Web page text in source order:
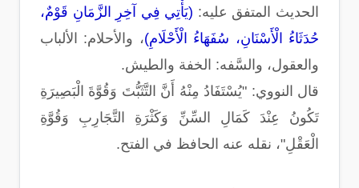
الحديث المتفق عليه: (يَأْتِي فِي آخِرِ الزَّمَانِ قَوْمٌ،
حُدَثَاءُ الْأَسْنَانِ، سُفَهَاءُ الْأَحْلَامِ)، والأحلام: الألباب
والعقول، والسَّفه: الخفة والطيش.
قال النووي: "يُسْتَفَادُ مِنْهُ أَنَّ التَّثَبُّتَ وَقُوَّةَ الْبَصِيرَةِ
تَكُونُ عِنْدَ كَمَالِ السِّنِّ وَكَثْرَةِ التَّجَارِبِ وَقُوَّةِ
الْعَقْلِ"، نقله عنه الحافظ في الفتح.